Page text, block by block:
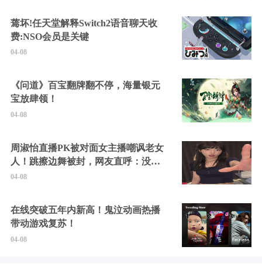
蔫坏!任天堂解释Switch2语音聊天收
费:NSO会员是关键
04-08
《问道》百宝翻牌翻不停，海量银元
宝放肆领！
04-08
周淑怡直播PK被对面女主播嘲讽老女
人！跳擦边舞被封，网友直呼：没边
硬擦封的好！
04-08
在线突破五年内新高！鬼泣动画热播
带动游戏复苏！
04-08